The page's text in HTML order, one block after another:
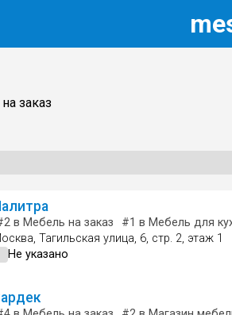
m
заказ
в Магазин мебели
в Мебель на заказ #1 в Мебель для
Тагильская улица, 6, стр. 2, этаж 1
Не указано